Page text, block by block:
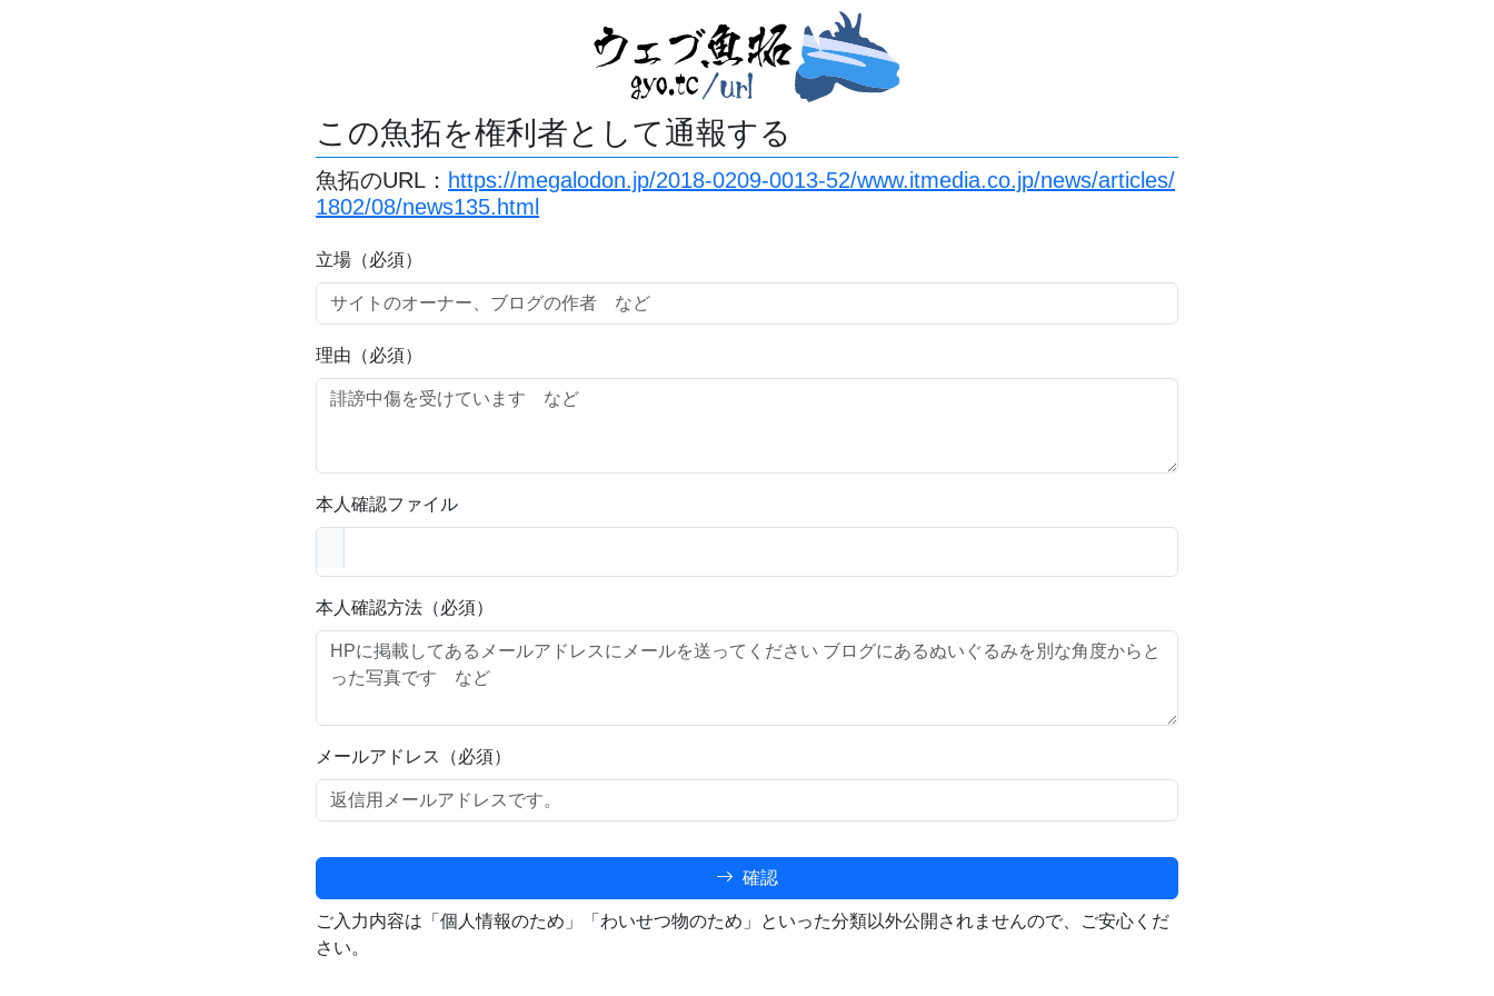
この魚拓を権利者として通報する
魚拓のURL： https://megalodon.jp/2018-0209-0013-52/www.itmedia.co.jp/news/articles/
1802/08/news135.html
立場（必須）
理由（必須）
本人確認ファイル
本人確認方法（必須）
メールアドレス（必須）
確認
ご入力内容は「個人情報のため」「わいせつ物のため」といった分類以外公開されませんので、ご安心くだ
さい。